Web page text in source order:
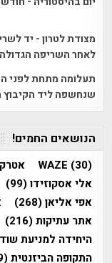
מצודת לטרון - יד
לאחר השריפה הגדולה
תעלומה מתחת לפני
שנחשפה ליד הקיבוץ
הנושאים החמים!
WAZE (30)
אלי אסקוזידו(99)
אפי אליאן(268)
אתר עתיקות(216)
היחידה למניעת
התקופה הביזנטית(129)